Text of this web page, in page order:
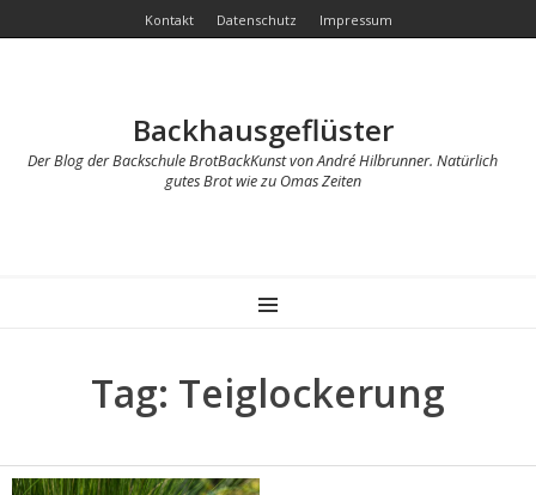
Kontakt Datenschutz Impressum
Backhausgeflüster
Der Blog der Backschule BrotBackKunst von André Hilbrunner. Natürlich
gutes Brot wie zu Omas Zeiten
MENU
Tag: Teiglockerung